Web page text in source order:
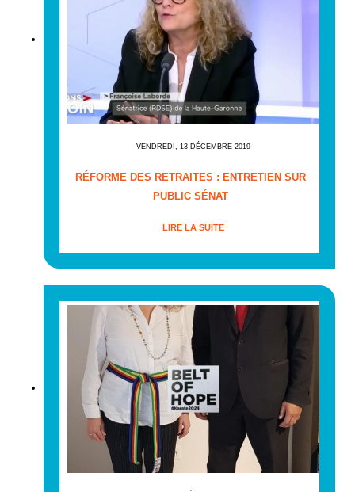
VENDREDI, 13 DÉCEMBRE 2019
RÉFORME DES RETRAITES : ENTRETIEN SUR
PUBLIC SÉNAT
LIRE LA SUITE